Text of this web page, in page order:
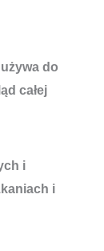
do
całej
i
i